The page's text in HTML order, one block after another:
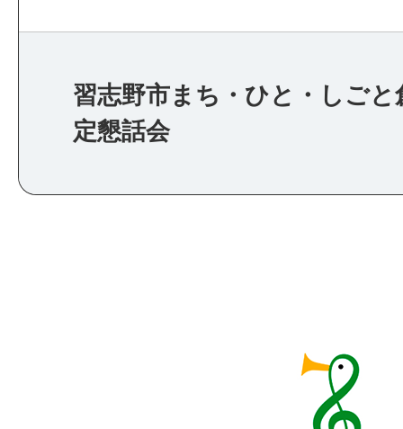
習志野市まち・ひと・しごと
定懇話会